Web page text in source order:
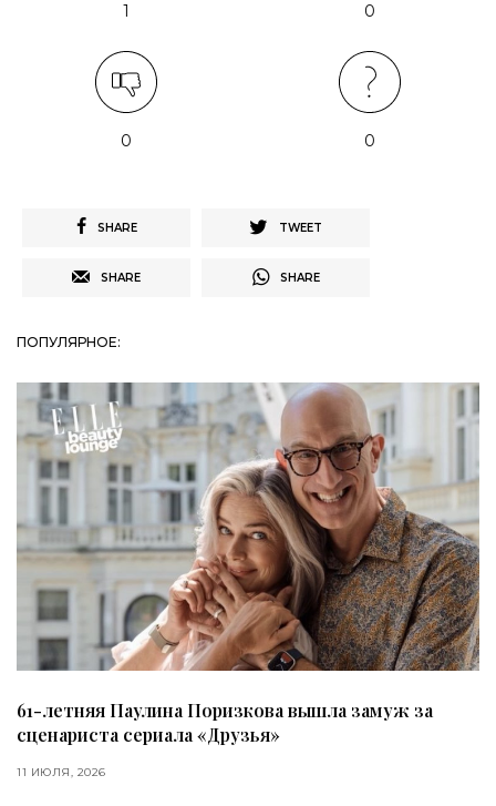
1 0
0 0
SHARE TWEET
SHARE SHARE
ПОПУЛЯРНОЕ:
61-летняя Паулина Поризкова вышла замуж за
сценариста сериала «Друзья»
11 ИЮЛЯ, 2026